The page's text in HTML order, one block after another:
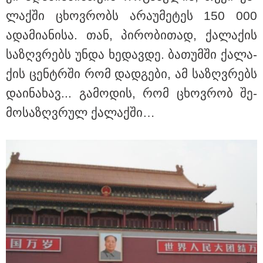
13:24 / 07-08-2026
"საქართველოსთვის თქვენზე ნაკლები
მებრძოლის დედა ვატირე!" - რას ამბობს
გიორგი ბარამიძე პროკურატურის
განცხადების შემდეგ
19:05 / 07-08-2026
ლაქ­ში ცხოვ­რობს არა­უ­მე­ტეს 150 000
ადა­მი­ა­ნი­სა. თან, პი­რო­ბი­თად, ქა­ლა­ქის
სა­ზღვრებს უნდა ხე­დავ­დე. ბა­თუმ­ში ქა­ლა­
ქის ცენ­ტრში რომ დად­გე­ბი, ამ სა­ზღვრებს
და­ი­ნა­ხავ... გა­მო­დის, რომ ცხოვ­რობ შე­
მო­სა­ზღვრულ ქა­ლაქ­ში…